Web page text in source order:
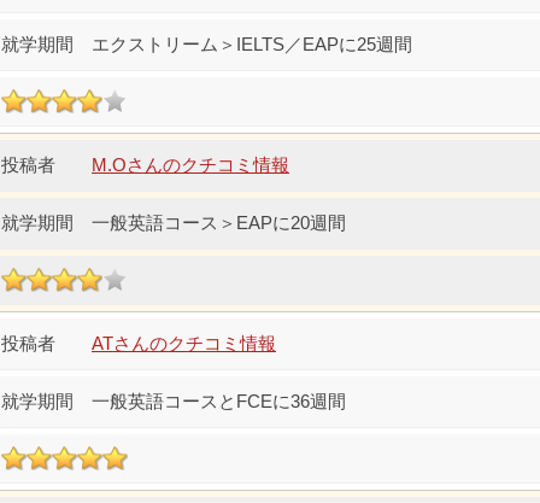
エクストリーム＞IELTS／EAPに25週間
M.Oさんのクチコミ情報
一般英語コース＞EAPに20週間
ATさんのクチコミ情報
一般英語コースとFCEに36週間